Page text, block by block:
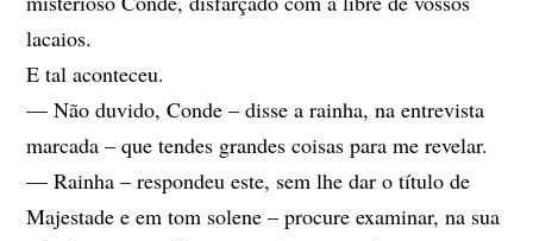
lacaios.
E tal aconteceu.
— Não duvido, Conde – disse a rainha, na entrevista
marcada – que tendes grandes coisas para me revelar.
— Rainha – respondeu este, sem lhe dar o título de
Majestade e em tom solene – procure examinar, na sua